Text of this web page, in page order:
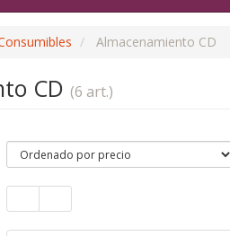
Almacenamiento CD
CD (6 art.)